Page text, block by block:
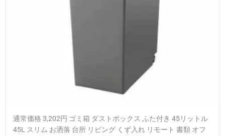
通常価格 3,202円 ゴミ箱 ダストボックス ふた付き 45リットル
45L スリム お洒落 台所 リビング くず入れ リモート 書類 オフ